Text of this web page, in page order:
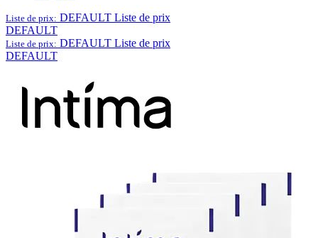
Liste de prix: DEFAULT Liste de prix
DEFAULT
Liste de prix: DEFAULT Liste de prix
DEFAULT